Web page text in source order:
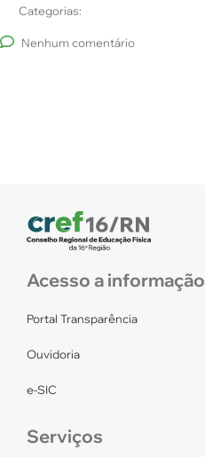
Categorias:
Nenhum comentário
Acesso a informação
Portal Transparência
Ouvidoria
e-SIC
Serviços